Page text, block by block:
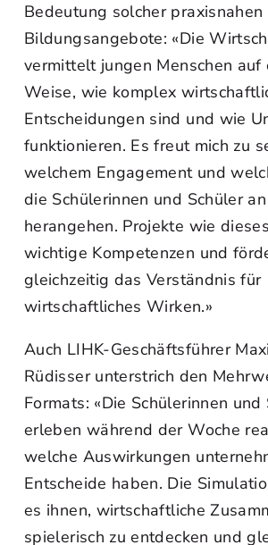
Bedeutung solcher praxisnahen
Bildungsangebote: «Die
vermittelt jungen Menschen auf
Weise, wie komplex
Entscheidungen sind und wie
funktionieren. Es freut mich zu
welchem Engagement und
die Schülerinnen und Schüler
herangehen. Projekte wie
wichtige Kompetenzen und
gleichzeitig das Verständnis für
wirtschaftliches Wirken.»
Auch LIHK-Geschäftsführer
Rüdisser unterstrich den
Formats: «Die Schülerinnen und
erleben während der Woche
welche Auswirkungen
Entscheide haben. Die
es ihnen, wirtschaftliche
spielerisch zu entdecken und